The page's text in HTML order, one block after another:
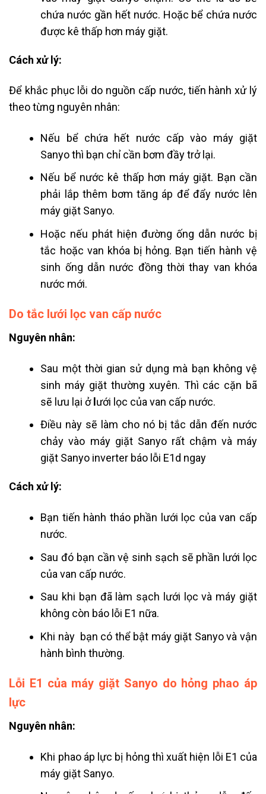
chứa nước gần hết nước. Hoặc bể chứa nước
được kê thấp hơn máy giặt.
Cách xử lý:
Để khắc phục lỗi do nguồn cấp nước, tiến hành xử lý
theo từng nguyên nhân:
Nếu bể chứa hết nước cấp vào máy giặt
Sanyo thì bạn chỉ cần bơm đầy trở lại.
Nếu bể nước kê thấp hơn máy giặt. Bạn cần
phải lắp thêm bơm tăng áp để đẩy nước lên
máy giặt Sanyo.
Hoặc nếu phát hiện đường ống dẫn nước bị
tắc hoặc van khóa bị hỏng. Bạn tiến hành vệ
sinh ống dẫn nước đồng thời thay van khóa
nước mới.
Do tắc lưới lọc van cấp nước
Nguyên nhân:
Sau một thời gian sử dụng mà bạn không vệ
sinh máy giặt thường xuyên. Thì các cặn bã
sẽ lưu lại ởlưới lọc của van cấp nước.
Điều này sẽ làm cho nó bị tắc dẫn đến nước
chảy vào máy giặt Sanyo rất chậm và máy
giặt Sanyo inverter báo lỗi E1d ngay
Cách xử lý:
Bạn tiến hành tháo phần lưới lọc của van cấp
nước.
Sau đó bạn cần vệ sinh sạch sẽ phần lưới lọc
của van cấp nước.
Sau khi bạn đã làm sạch lưới lọc và máy giặt
không còn báo lỗi E1 nữa.
Khi này bạn có thể bật máy giặt Sanyo và vận
hành bình thường.
Lỗi E1 của máy giặt Sanyo do hỏng phao áp
lực
Nguyên nhân:
Khi phao áp lực bị hỏng thì xuất hiện lỗi E1 của
máy giặt Sanyo.